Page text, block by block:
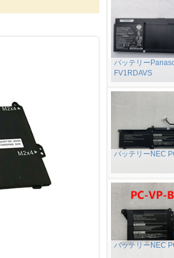
バッテリー
FV1RDAVS
バッテリーNEC
バッテリーNEC